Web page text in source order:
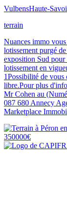
VulbensHaute-
terrain
Nuances immo
lotissement purgé
exposition Sud pour
lotissement en
1Possibilité de
libre.Pour plus
Mr Cohen au
087 680 Annecy
Marketplace